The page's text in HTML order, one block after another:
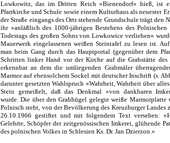
Lowkowitz, das im Dritten Reich »Bienendorf« hieß, ist
Pfarrkirche und Schule sowie einem Kulturhaus als neuester
der Straße eingangs des Orts stehende Grundschule trägt den
ihr »anläßlich des 1000-jährigen Bestehens des Polnischen
Todestags des großen Sohns von Lowkowice verliehen«
Mauerwerk eingelassenen weißen Steintafel zu lesen ist.
man beim Gang durch das Hauptportal (gegenüber dem
Schritten linker Hand vor der Kirche auf die Grabstätte des
erkennbar an dem die umliegenden Grabmäler
Marmor auf ebensolchem Sockel mit deutscher Inschrift (s.
darunter gesetzten Wahlspruch »Wahrheit, Wahrheit über
Stein gemeißelt, daß das Denkmal »von dankbaren
wurde. Die über den Grabhügel gelegte weiße Marmorplatte
Polnisch steht, von der Bevölkerung des Kreuzburger Landes
26.10.1966 gestiftet und mit folgendem Text versehen:
Gelehrte, Schöpfer der zeitgenössischen Imkerei, glühende
des polnischen Volkes in Schlesien Ks. Dr. Jan Dzierzon.«